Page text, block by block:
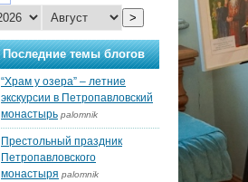
>
Последние темы блогов
“Храм у озера” – летние
экскурсии в Петропавловский
монастырь palomnik
Престольный праздник
Петропавловского
монастыря palomnik